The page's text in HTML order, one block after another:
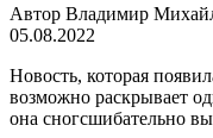
Автор Владимир
05.08.2022
Новость, которая
возможно раскрывает
она сногсшибательно